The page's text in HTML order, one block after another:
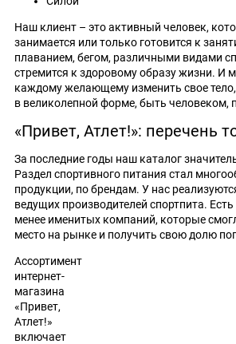
Наш клиент – это активный человек,
занимается или только готовится к
плаванием, бегом, различными видами
стремится к здоровому образу жизни. И
каждому желающему изменить свое
в великолепной форме, быть человеком,
«Привет, Атлет!»: перечень
За последние годы наш каталог
Раздел спортивного питания стал
продукции, по брендам. У нас
ведущих производителей спортпита.
менее именитых компаний, которые
место на рынке и получить свою долю
Ассортимент
интернет-
магазина
«Привет,
Атлет!»
включает